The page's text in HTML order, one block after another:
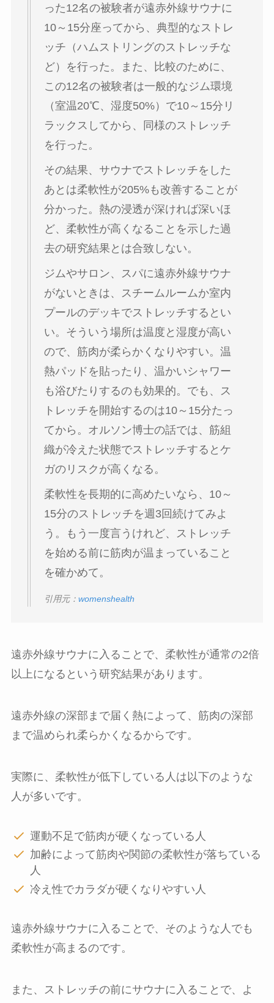
った12名の被験者が遠赤外線サウナに
10～15分座ってから、典型的なストレ
ッチ（ハムストリングのストレッチな
ど）を行った。また、比較のために、
この12名の被験者は一般的なジム環境
（室温20℃、湿度50%）で10～15分リ
ラックスしてから、同様のストレッチ
を行った。
その結果、サウナでストレッチをした
あとは柔軟性が205%も改善することが
分かった。熱の浸透が深ければ深いほ
ど、柔軟性が高くなることを示した過
去の研究結果とは合致しない。
ジムやサロン、スパに遠赤外線サウナ
がないときは、スチームルームか室内
プールのデッキでストレッチするとい
い。そういう場所は温度と湿度が高い
ので、筋肉が柔らかくなりやすい。温
熱パッドを貼ったり、温かいシャワー
も浴びたりするのも効果的。でも、ス
トレッチを開始するのは10～15分たっ
てから。オルソン博士の話では、筋組
織が冷えた状態でストレッチするとケ
ガのリスクが高くなる。
柔軟性を長期的に高めたいなら、10～
15分のストレッチを週3回続けてみよ
う。もう一度言うけれど、ストレッチ
を始める前に筋肉が温まっていること
を確かめて。
引用元： womenshealth
遠赤外線サウナに入ることで、柔軟性が通常の2倍
以上になるという研究結果があります。
遠赤外線の深部まで届く熱によって、筋肉の深部
まで温められ柔らかくなるからです。
実際に、柔軟性が低下している人は以下のような
人が多いです。
運動不足で筋肉が硬くなっている人
加齢によって筋肉や関節の柔軟性が落ちている
人
冷え性でカラダが硬くなりやすい人
遠赤外線サウナに入ることで、そのような人でも
柔軟性が高まるのです。
また、ストレッチの前にサウナに入ることで、よ